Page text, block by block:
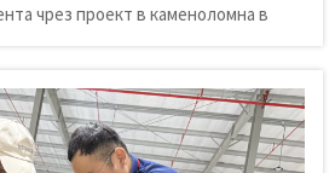
чрез проект в каменоломна в
срок на служба от 2–3 месеца.